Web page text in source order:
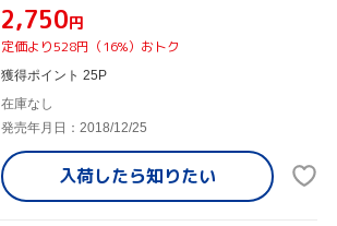
¥2,750円
定価より528円（16%）おトク
獲得ポイント 25P
在庫なし
発売年月日：2018/12/25
入荷したら知りたい